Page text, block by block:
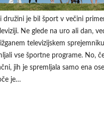
družini je bil šport v večini
Ne glede na uro ali dan,
televizijskem sprejemniku
vse športne programe. No,
jih je spremljala samo ena
je…